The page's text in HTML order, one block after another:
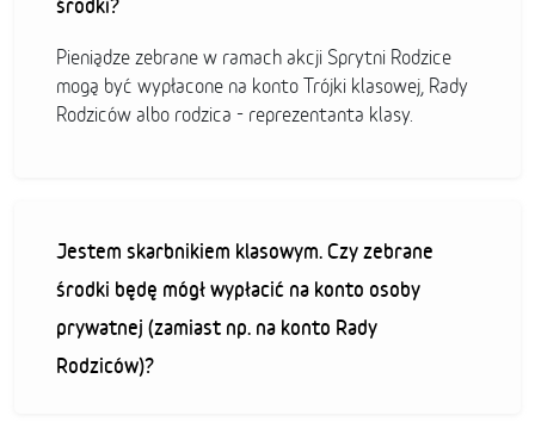
Pieniądze zebrane w ramach akcji Sprytni Rodzice
mogą być wypłacone na konto Trójki klasowej, Rady
Rodziców albo rodzica - reprezentanta klasy.
Jestem skarbnikiem klasowym. Czy zebrane
środki będę mógł wypłacić na konto osoby
prywatnej (zamiast np. na konto Rady
Rodziców)?